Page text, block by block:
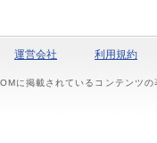
運営会社 利用規約
に掲載されているコンテンツ